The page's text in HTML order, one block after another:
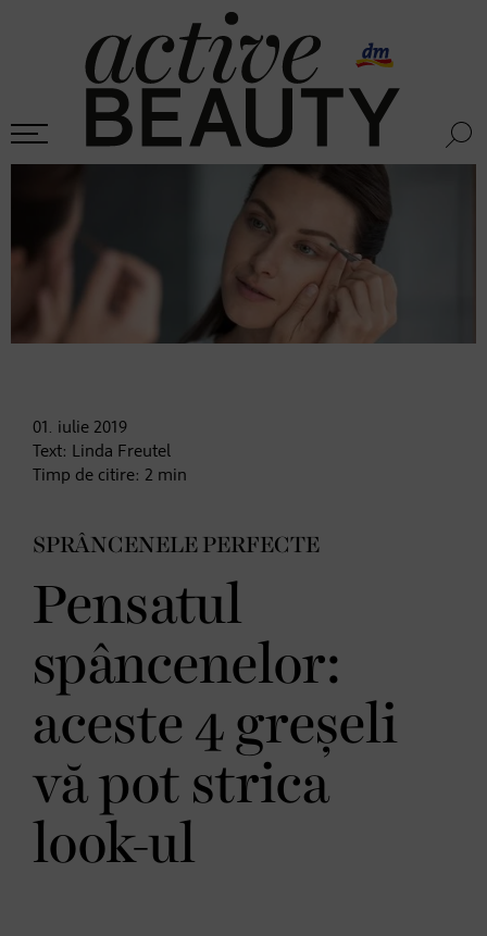
01. iulie 2019
Text: Linda Freutel
Timp de citire: 2 min
SPRÂNCENELE PERFECTE
Pensatul
spâncenelor:
aceste 4 greșeli
vă pot strica
look-ul